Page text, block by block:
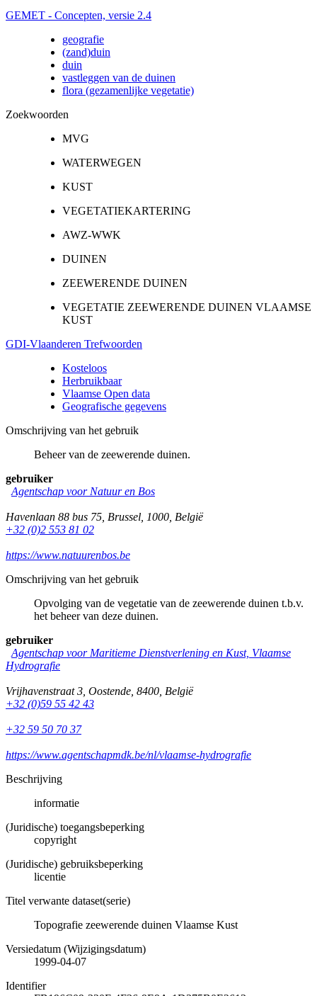
GEMET - Concepten, versie 2.4
geografie
(zand)duin
duin
vastleggen van de duinen
flora (gezamenlijke vegetatie)
Zoekwoorden
MVG
WATERWEGEN
KUST
VEGETATIEKARTERING
AWZ-WWK
DUINEN
ZEEWERENDE DUINEN
VEGETATIE ZEEWERENDE DUINEN VLAAMSE
KUST
GDI-Vlaanderen Trefwoorden
Kosteloos
Herbruikbaar
Vlaamse Open data
Geografische gegevens
Omschrijving van het gebruik
Beheer van de zeewerende duinen.
gebruiker
Agentschap voor Natuur en Bos
Havenlaan 88 bus 75 Brussel 1000 België
+32 (0)2 553 81 02
https://www.natuurenbos.be
Omschrijving van het gebruik
Opvolging van de vegetatie van de zeewerende duinen t.b.v.
het beheer van deze duinen.
gebruiker
Agentschap voor Maritieme Dienstverlening en Kust, Vlaamse
Hydrografie
Vrijhavenstraat 3 Oostende 8400 België
+32 (0)59 55 42 43
+32 59 50 70 37
https://www.agentschapmdk.be/nl/vlaamse-hydrografie
Beschrijving
informatie
(Juridische) toegangsbeperking
copyright
(Juridische) gebruiksbeperking
licentie
Titel verwante dataset(serie)
Topografie zeewerende duinen Vlaamse Kust
Versiedatum (Wijzigingsdatum)
1999-04-07
Identifier